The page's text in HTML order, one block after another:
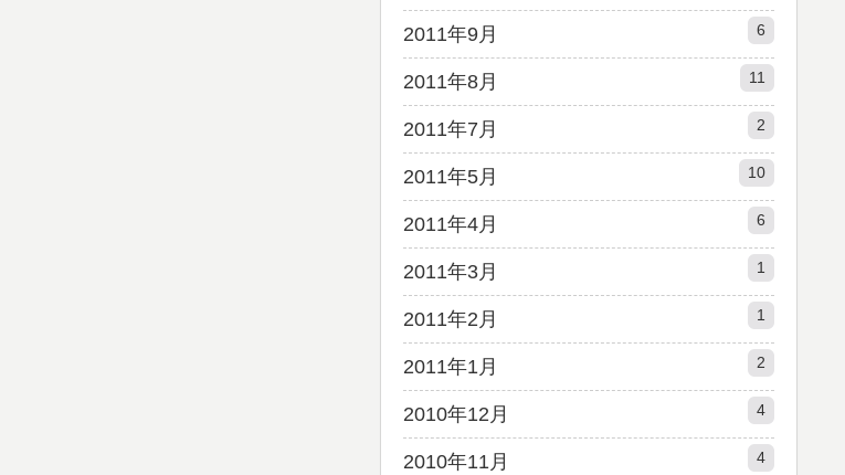
2011年9月 6
2011年8月 11
2011年7月 2
2011年5月 10
2011年4月 6
2011年3月 1
2011年2月 1
2011年1月 2
2010年12月 4
2010年11月 4